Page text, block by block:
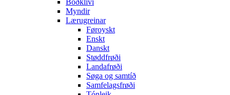
Boðklivi
Myndir
Lærugreinar
Føroyskt
Enskt
Danskt
Støddfrøði
Landafrøði
Søga og samtíð
Samfelagsfrøði